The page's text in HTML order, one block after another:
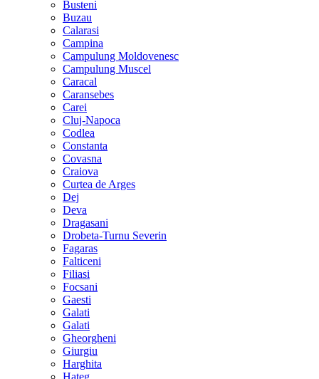
Busteni
Buzau
Calarasi
Campina
Campulung Moldovenesc
Campulung Muscel
Caracal
Caransebes
Carei
Cluj-Napoca
Codlea
Constanta
Covasna
Craiova
Curtea de Arges
Dej
Deva
Dragasani
Drobeta-Turnu Severin
Fagaras
Falticeni
Filiasi
Focsani
Gaesti
Galati
Galati
Gheorgheni
Giurgiu
Harghita